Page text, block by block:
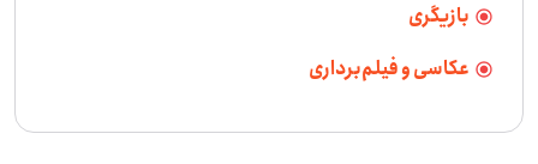
بازیگری
عکاسی و فیلم‌برداری